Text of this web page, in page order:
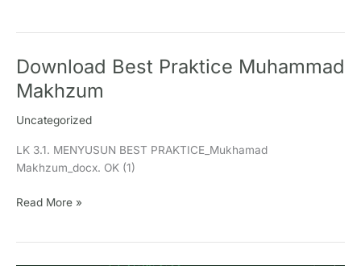
Download Best Praktice Muhammad
Makhzum
Uncategorized
LK 3.1. MENYUSUN BEST PRAKTICE_Mukhamad
Makhzum_docx. OK (1)
Download
Best
Praktice
Muhammad
Read More »